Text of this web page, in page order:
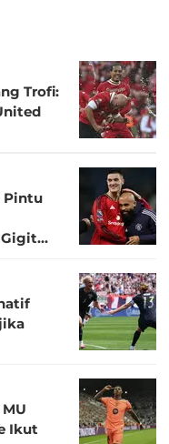
Trofi:
Pintu
Gigit
Ikut